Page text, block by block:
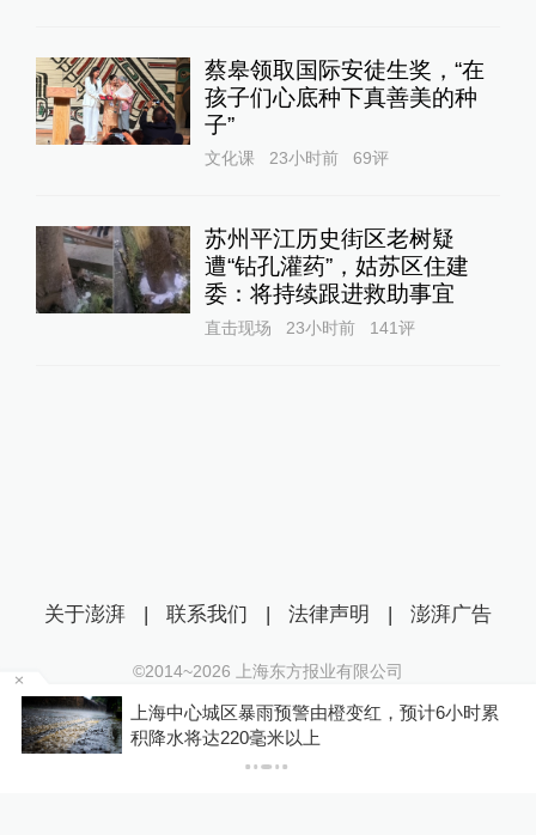
蔡皋领取国际安徒生奖，“在
孩子们心底种下真善美的种
子”
文化课 23小时前 69评
苏州平江历史街区老树疑
遭“钻孔灌药”，姑苏区住建
委：将持续跟进救助事宜
直击现场 23小时前 141评
上海中心城区暴雨预警由橙变红，预计6小时累
积降水将达220毫米以上
关于澎湃 | 联系我们 | 法律声明 | 澎湃广告
©2014~2026 上海东方报业有限公司
沪ICP证：沪B2-20170116 | 沪ICP备14003370号
互联网新闻信息服务许可证：31120170006
沪公网安备 31010602000299号